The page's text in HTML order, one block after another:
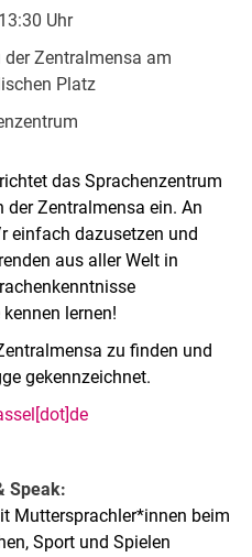
Uhr
der Zentralmensa am
Platz
das Sprachenzentrum
Zentralmensa ein. An
einfach dazusetzen und
aus aller Welt in
lernen!
zu finden und
gekennzeichnet.
Speak:
Muttersprachler*innen beim
Sport und Spie­len